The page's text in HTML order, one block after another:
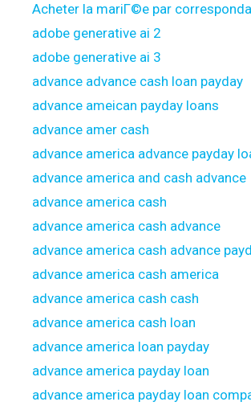
Acheter la mariГ©e par
adobe generative ai 2
adobe generative ai 3
advance advance cash loan payday
advance ameican payday loans
advance amer cash
advance america advance payday
advance america and cash advance
advance america cash
advance america cash advance
advance america cash advance
advance america cash america
advance america cash cash
advance america cash loan
advance america loan payday
advance america payday loan
advance america payday loan